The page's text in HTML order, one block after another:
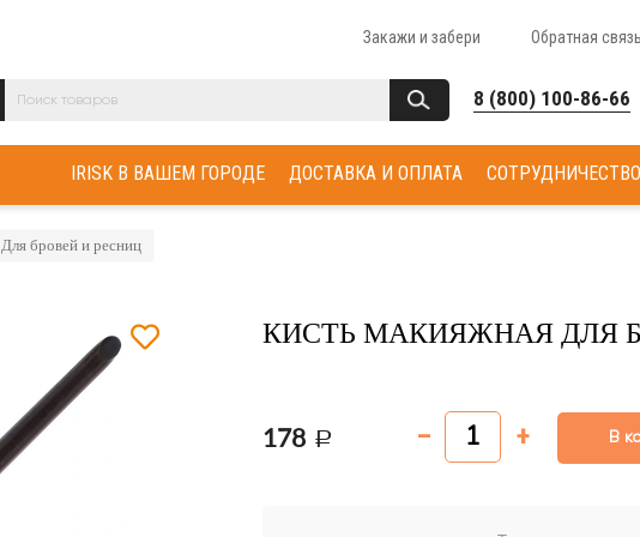
Закажи и забери Обратная связь
8 (800) 100-86-66
СОТРУДНИЧЕСТВО
ДОСТАВКА И ОПЛАТА
IRISK В ВАШЕМ ГОРОДЕ
Для бровей и ресниц
КИСТЬ МАКИЯЖНАЯ ДЛЯ
178 В